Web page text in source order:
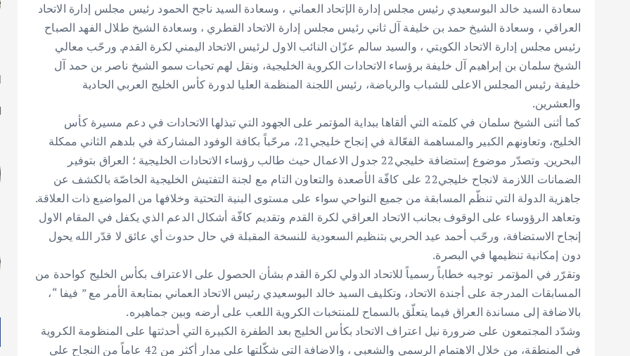
سعادة السيد خالد البوسعيدي رئيس مجلس إدارة الإتحاد العماني ، وسعادة السيد ناجح الحمود رئيس مجلس إدارة الاتحاد
العراقي ، وسعادة الشيخ حمد بن خليفة آل ثاني رئيس مجلس إدارة الاتحاد القطري ، وسعادة الشيخ طلال الفهد الصباح
رئيس مجلس إدارة الاتحاد الكويتي ، والسيد سالم عزّان النائب الاول لرئيس الاتحاد اليمني لكرة القدم. ورحّب معالي
الشيخ سلمان بن إبراهيم آل خليفة برؤساء الاتحادات الكروية الخليجية، ونقل لهم تحيات سمو الشيخ ناصر بن حمد آل
خليفة رئيس المجلس الاعلى للشباب والرياضة، رئيس اللجنة المنظمة العليا لدورة كأس الخليج العربي الحادية
والعشرين.
كما أثنى الشيخ سلمان في كلمته التي ألقاها ببداية المؤتمر على الجهود التي تبذلها الاتحادات في دعم مسيرة كأس
الخليج، وتعاونهم الكبير والمساهمة الفعّالة في إنجاح خليجي21، مرحّباً بكافة الوفود المشاركة في بلدهم الثاني ممكلة
البحرين. وتصدّر موضوع إستضافة خليجي22 جدول الاعمال حيث طالب رؤساء الاتحادات الخليجية ؛ العراق بتوفير
الضمانات اللازمة لانجاح خليجي22 على كافّة الأصعدة والتعاون التام مع لجنة التفتيش الخليجية الخاصّة بالكشف عن
جاهزية الدولة التي تنظّم المسابقة من جميع النواحي سواء على مستوى البنية التحتية وخلافها من المواضيع ذات العلاقة.
وتعاهد الرؤوساء على الوقوف بجانب الاتحاد العراقي لكرة القدم وتقديم كافّة أشكال الدعم الذي يكفل في المقام الاول
إنجاح الاستضافة، ورحّب أحمد عيد الحربي بتنظيم السعودية للنسخة المقبلة في حال حدوث أي عائق لا قدّر الله يحول
دون إمكانية تنظيمها في البصرة.
وتقرّر في المؤتمر توجيه خطاباً رسمياً للاتحاد الدولي لكرة القدم بشأن الحصول على الاعتراف بكأس الخليج كواحدة من
المسابقات المدرجة على أجندة الاتحاد، وتكليف السيد خالد البوسعيدي رئيس الاتحاد العماني بمتابعة الأمر مع ” فيفا “،
بالاضافة إلى مساندة العراق فيما يتعلّق بالسماح للمنتخبات الكروية اللعب على أرضه وبين جماهيره.
وشدّد المجتمعون على ضرورة نيل اعتراف الاتحاد بكأس الخليج بعد الطفرة الكبيرة التي أحدثتها على المنظومة الكروية
في المنطقة، من خلال الاهتمام الرسمي والشعبي ، والاضافة التي شكّلتها على مدار أكثر من 42 عاماً من النجاح على